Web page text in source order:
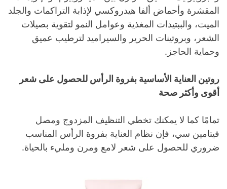
المقشرة وأحماض ألفا هيدروكسي لإذابة التراكمات والجلد
الميت، والببتيدات المغذية وعوامل النمو لتقوية بصيلات
الشعر، وبروتينات الحرير والسيراميد لترطيب عميق
وحماية الحاجز.
روتين العناية الأساسية بفروة الرأس للحصول على شعر
أقوى وأكثر صحة
تمامًا كما لا يمكنك تخطي التنظيف المزدوج ومصل
فيتامين سي، فإن نظام العناية بفروة الرأس المناسب
ضروري للحصول على شعر لامع ومرن ومليء بالحياة.